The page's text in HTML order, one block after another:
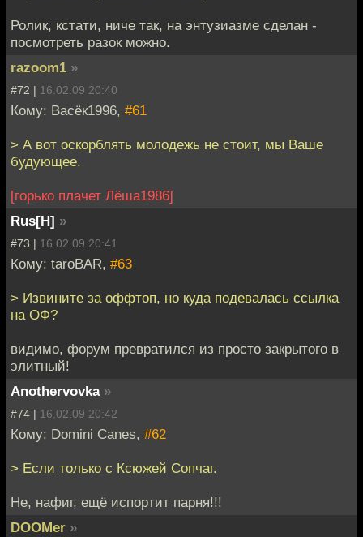
Ролик, кстати, ниче так, на энтузиазме сделан -
посмотреть разок можно.
razoom1 »
#72 | 16.02.09 20:40
Кому: Васёк1996, #61
> А вот оскорблять молодежь не стоит, мы Ваше
будующее.
[горько плачет Лёша1986]
Rus[H] »
#73 | 16.02.09 20:41
Кому: taroBAR, #63
> Извините за оффтоп, но куда подевалась ссылка
на ОФ?
видимо, форум превратился из просто закрытого в
элитный!
Anothervovka »
#74 | 16.02.09 20:42
Кому: Domini Canes, #62
> Если только с Ксюжей Сопчаг.
Не, нафиг, ещё испортит парня!!!
DOOMer »